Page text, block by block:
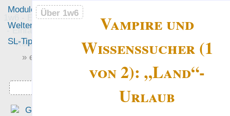
1w6 - Ein Würfel System
- Einfach saubere, freie
Rollenspiel-Regeln
Vampire und
Wissenssucher (1
von 2): „Land“-
Urlaub
Über 1w6
Module
Welten
Foren
SL-Tipps
Mitmachen
» einfach saubere «
Über 1w6